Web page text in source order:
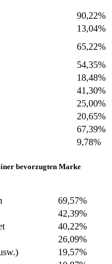
90,22%
13,04%
65,22%
54,35%
18,48%
41,30%
25,00%
20,65%
67,39%
9,78%
bevorzugten Marke
69,57%
42,39%
40,22%
26,09%
19,57%